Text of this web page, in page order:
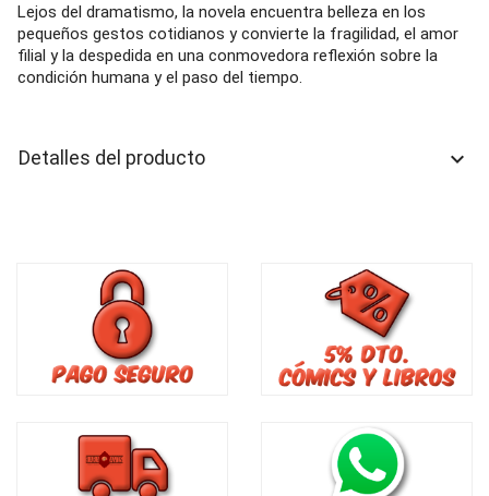
Lejos del dramatismo, la novela encuentra belleza en los
pequeños gestos cotidianos y convierte la fragilidad, el amor
filial y la despedida en una conmovedora reflexión sobre la
condición humana y el paso del tiempo.
Detalles del producto keyboard_arrow_down